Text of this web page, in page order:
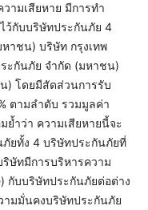
ามเสียหาย มีการทำ
ว้กับบริษัทประกันภัย 4
าชน) บริษัท กรุงเทพ
ะกันภัย จำกัด (มหาชน)
) โดยมีสัดส่วนการรับ
ตามลำดับ รวมมูลค่า
ย้ำว่า ความเสียหายนี้จะ
ยทั้ง 4 บริษัทประกันภัยที่
ษัทมีการบริหารความ
กับบริษัทประกันภัยต่อต่าง
ามมั่นคงบริษัทประกันภัย